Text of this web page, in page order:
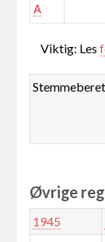
A
Viktig: Les
Øvrige
1945